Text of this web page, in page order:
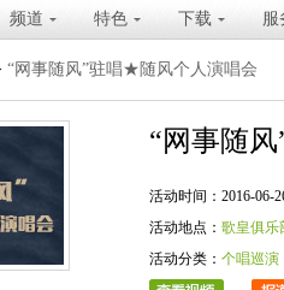
频道 特色 下载 服
“网事随风”驻唱★随风个人演唱会
“网事随
活动时间：2016-06-
活动地点： 歌皇俱乐
活动分类： 个唱巡演